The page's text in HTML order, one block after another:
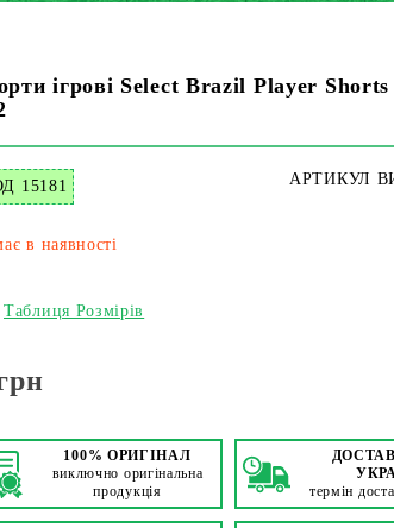
ігрові Select Brazil Player Shorts
15181
АРТИКУЛ
в наявності
Таблиця Розмірів
100% ОРИГІНАЛ
виключно оригінальна
продукція
термін